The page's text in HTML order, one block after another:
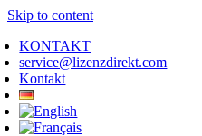
Skip to content
KONTAKT
service@lizenzdirekt.com
Kontakt